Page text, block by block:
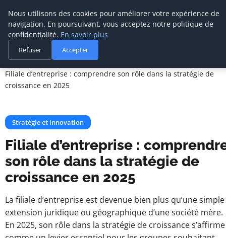
Cabinet De
Management De
Transition
Accueil
Stratégie et innovation
Filiale d’entreprise : comprendre son rôle dans la stratégie de
croissance en 2025
Stratégie et innovation
Filiale d’entreprise :
son rôle dans la stratégie de
croissance en 2025
La filiale d’entreprise est devenue bien plus qu’une simple
extension juridique ou géographique d’une société mère.
En 2025, son rôle dans la stratégie de croissance s’affirme
Nous utilisons des cookies pour améliorer votre expérience de
navigation. En poursuivant, vous acceptez notre politique de
confidentialité. En savoir plus
Refuser Accepter